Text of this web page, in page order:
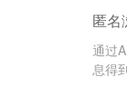
匿名
通过
息得